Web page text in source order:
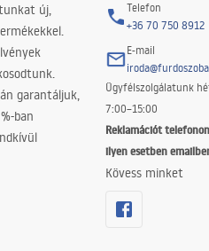
új,
garantáljuk,
ban
Telefon
+36 70 750 8912
E-mail
Ügyfélszolgálatunk
7:00–15:00
Reklamációt
ilyen esetben
Kövess minket